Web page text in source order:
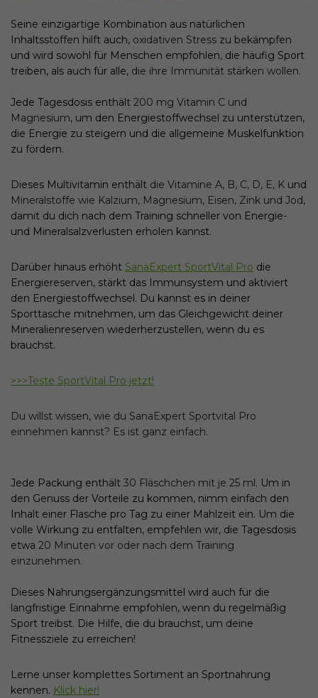
Seine einzigartige Kombination aus natürlichen
Inhaltsstoffen hilft auch, oxidativen Stress zu bekämpfen
und wird sowohl für Menschen empfohlen, die häufig Sport
treiben, als auch für alle, die ihre Immunität stärken wollen.
Jede Tagesdosis enthält 200 mg Vitamin C und
Magnesium, um den Energiestoffwechsel zu unterstützen,
die Energie zu steigern und die allgemeine Muskelfunktion
zu fördern.
Dieses Multivitamin enthält die Vitamine A, B, C, D, E, K und
Mineralstoffe wie Kalzium, Magnesium, Eisen, Zink und Jod,
damit du dich nach dem Training schneller von Energie-
und Mineralsalzverlusten erholen kannst.
Darüber hinaus erhöht SanaExpert SportVital Pro die
Energiereserven, stärkt das Immunsystem und aktiviert
den Energiestoffwechsel. Du kannst es in deiner
Sporttasche mitnehmen, um das Gleichgewicht deiner
Mineralienreserven wiederherzustellen, wenn du es
brauchst.
>>>Teste SportVital Pro jetzt!
Du willst wissen, wie du SanaExpert Sportvital Pro
einnehmen kannst? Es ist ganz einfach.
Jede Packung enthält 30 Fläschchen mit je 25 ml . Um in
den Genuss der Vorteile zu kommen, nimm einfach den
Inhalt einer Flasche pro Tag zu einer Mahlzeit ein. Um die
volle Wirkung zu entfalten, empfehlen wir, die Tagesdosis
etwa 20 Minuten vor oder nach dem Training
einzunehmen.
Dieses Nahrungsergänzungsmittel wird auch für die
langfristige Einnahme empfohlen, wenn du regelmäßig
Sport treibst. Die Hilfe, die du brauchst, um deine
Fitnessziele zu erreichen!
Lerne unser komplettes Sortiment an Sportnahrung
kennen. Klick hier!